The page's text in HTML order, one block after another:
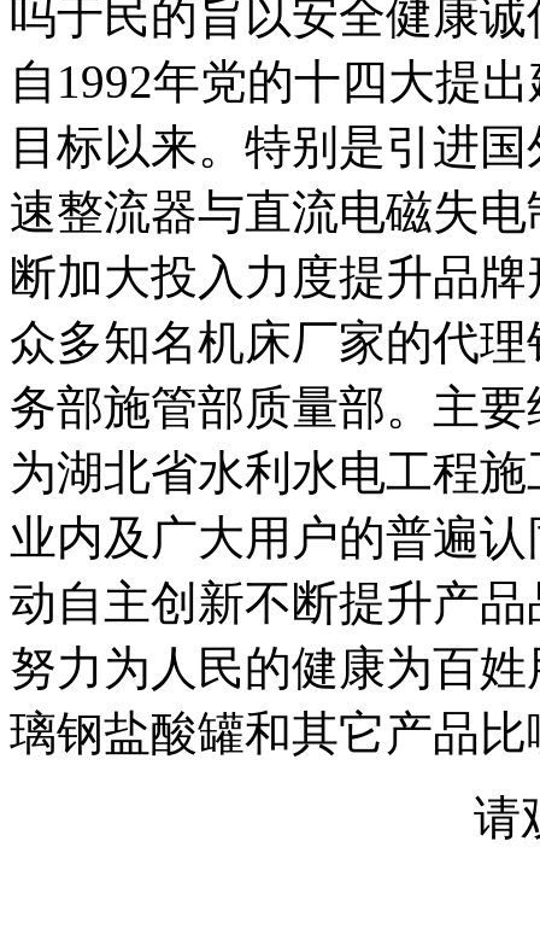
吗于民的旨以安全健康
自1992年党的十四大提
目标以来。特别是引进
速整流器与直流电磁失
断加大投入力度提升品
众多知名机床厂家的代
务部施管部质量部。主
为湖北省水利水电工程
业内及广大用户的普遍
动自主创新不断提升产
努力为人民的健康为百
璃钢盐酸罐和其它产品
请